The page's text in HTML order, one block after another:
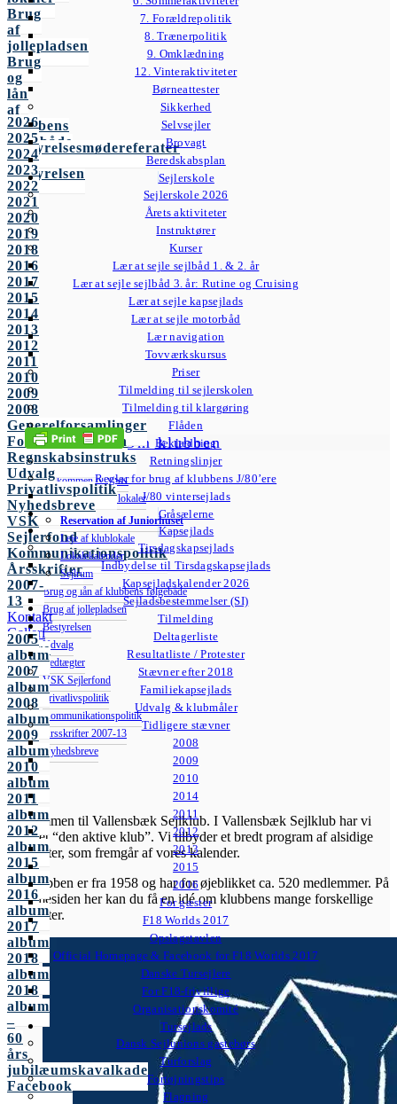
7. Forældrepolitik
8. Trænerpolitik
9. Omklædning
12. Vinteraktiviteter
Børneattester
Sikkerhed
Selvsejler
Brovagt
Beredskabsplan
Sejlerskole
Sejlerskole 2026
Årets aktiviteter
Instruktører
Kurser
Lær at sejle sejlbåd 1. & 2. år
Lær at sejle sejlbåd 3. år: Rutine og Cruising
Lær at sejle kapsejlads
Lær at sejle motorbåd
Lær navigation
Tovværkskursus
Priser
Tilmelding til sejlerskolen
Tilmelding til klargøring
Flåden
Beklædning
Retningslinjer
Regler for brug af klubbens J/80’ere
J/80 vintersejlads
Gråsælerne
Kapsejlads
Tirsdagskapsejlads
Indbydelse til Tirsdagskapsejlads
Kapsejladskalender 2026
Sejladsbestemmelser (SI)
Tilmelding
Deltagerliste
Resultatliste / Protester
Stævner efter 2018
Familiekapsejlads
Udvalg & klubmåler
Tidligere stævner
2008
2009
2010
2014
2011
2012
2013
2015
2016
For gæster
F18 Worlds 2017
Opslagstavlen
Official Homepage & Facebook for F18 Worlds 2017
Danske Tursejlere
For F18-frivillige
Organisationskomité
Tursejlads
Dansk Sejlunions gastebørs
Turforslag
Fortøjningstips
Flagning
Brug
af
jollepladsen
Brug
og
lån
af
klubbens
følgebåde
Vedtægter
Bestyrelsen
Bestyrelsesmødereferater
2026
2025
2024
2023
2022
2021
2020
2019
2018
2016
2017
2015
2014
2013
2012
2011
2010
2009
2008
Generelforsamlinger
Forretningsorden
Regnskabsinstruks
Udvalg
Privatlivspolitik
Nyhedsbreve
VSK
Sejlerfond
Kommunikationspolitik
Årsskrifter
2007-
13
Kontakt
Galleri
Andre
fotos
2005
album
2007
album
2008
album
2009
album
2010
album
2011
album
2012
album
2015
album
2016
album
2017
album
2018
album
2018
album
–
60
års
jubilæumskavalkade
Facebook
Om klubben
Velkommen til VSK
Brug af klubbens lokaler
Reservation af Juniorhuset
Leje af klublokale
Lokalekalender
Sejlrum
Brug og lån af klubbens følgebåde
Brug af jollepladsen
Bestyrelsen
Udvalg
Vedtægter
VSK Sejlerfond
Privatlivspolitik
Kommunikationspolitik
Årsskrifter 2007-13
Nyhedsbreve
VSK
Velkommen til Vallensbæk Sejlklub. I Vallensbæk Sejlklub har vi
mottoet “den aktive klub”. Vi tilbyder et bredt program af alsidige
aktiviteter, som fremgår af vores kalender.
Sejlklubben er fra 1958 og har for øjeblikket ca. 520 medlemmer. På
hjemmesiden her kan du få en idé om klubbens mange forskellige
aktiviteter.